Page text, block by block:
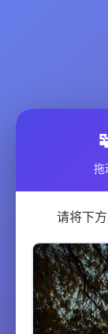
拖
请将下